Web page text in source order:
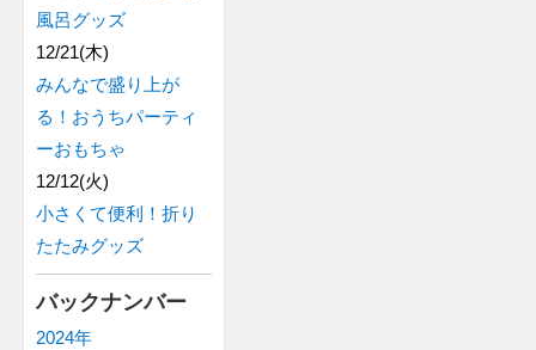
風呂グッズ
12/21(木)
みんなで盛り上が
る！おうちパーティ
ーおもちゃ
12/12(火)
小さくて便利！折り
たたみグッズ
バックナンバー
2024年